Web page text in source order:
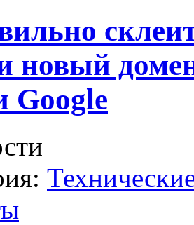
новый
Google